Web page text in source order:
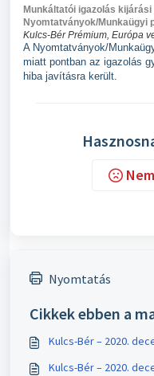
Munkáltatói igazolás
Nyomtatványok/Munkaügyi
Kulcs-Bér Prémium, Európa
A Nyomtatványok/
miatt pontban az igazolás
hiba javításra került.
Nem
Nyomtatás
Cikkek ebben a
Kulcs-Bér – 2020.
Kulcs-Bér – 2020.